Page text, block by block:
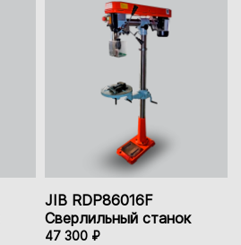
JIB RDP86016F
Сверлильный станок
47 300 ₽